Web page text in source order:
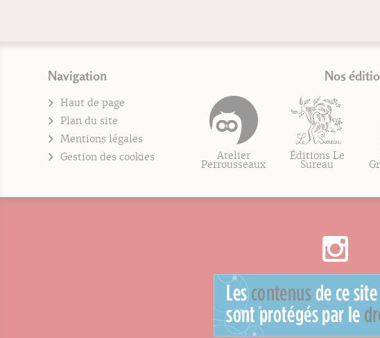
Navigation
Haut de page
Plan du site
Mentions légales
Gestion des cookies
Nos
Atelier
Perrousseaux
Éditions Le
Sureau